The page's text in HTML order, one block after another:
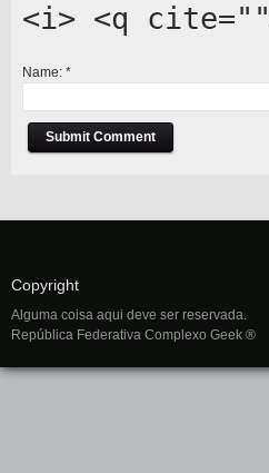
<i> <q
Name: *
Copyright
Alguma coisa aqui deve ser reservada.
República Federativa Complexo Geek ®